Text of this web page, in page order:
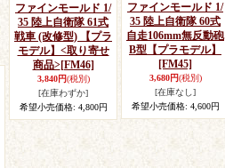
ファインモールド 1/
35 陸上自衛隊 61式
戦車 (改修型) 【プラ
モデル】<取り寄せ
商品>[FM46]
3,840円(税別)
[在庫わずか]
希望小売価格: 4,800円
ファインモールド 1/
35 陸上自衛隊 60式
自走106mm無反動砲
B型【プラモデル】
[FM45]
3,680円(税別)
[在庫なし]
希望小売価格: 4,600円